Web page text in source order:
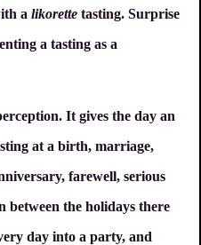
a likorette tasting. Surprise
a tasting as a
It gives the day an
at a birth, marriage,
farewell, serious
between the holidays there
day into a party, and